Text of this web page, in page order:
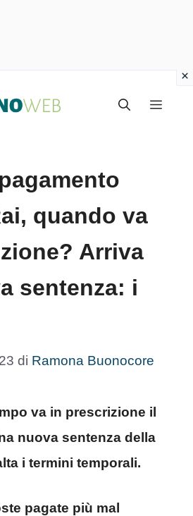
Menu
quando va
Arriva
sentenza: i
di Ramona Buonocore
va in prescrizione il
nuova sentenza della
i termini temporali.
pagate più mal